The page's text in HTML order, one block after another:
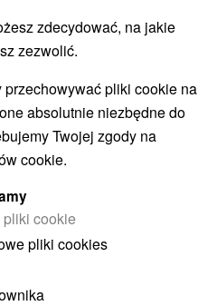
zdecydować, na jakie
zezwolić.
pliki cookie na
absolutnie niezbędne do
Twojej zgody na
cookie.
cookie
pliki cookies